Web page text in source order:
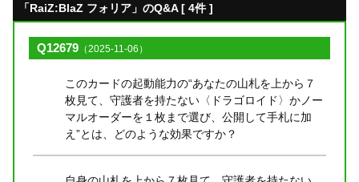
「RaiZ:BlaZ フォリア」のQ&A [ 4件 ]
Q12679 （2025-11-06）
このカードの起動能力の“あなたの山札を上から７
枚見て、守護者を持たない〈ドラゴロイド〉かノー
マルオーダーを１枚まで選び、公開して手札に加
え”とは、どのような効果ですか？